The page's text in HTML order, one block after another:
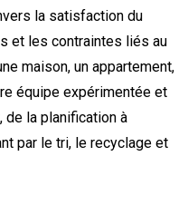
la satisfaction du
et les contraintes liés au
maison, un appartement,
équipe expérimentée et
de la planification à
par le tri, le recyclage et